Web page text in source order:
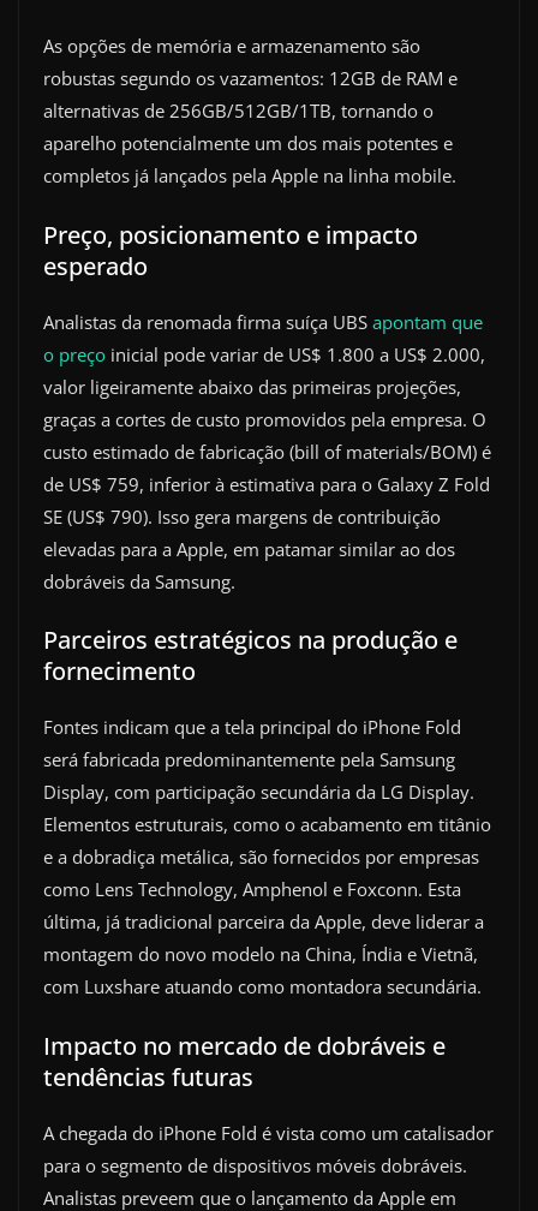
As opções de memória e armazenamento são
robustas segundo os vazamentos: 12GB de RAM e
alternativas de 256GB/512GB/1TB, tornando o
aparelho potencialmente um dos mais potentes e
completos já lançados pela Apple na linha mobile.
Preço, posicionamento e impacto
esperado
Analistas da renomada firma suíça UBS apontam que
o preço inicial pode variar de US$ 1.800 a US$ 2.000,
valor ligeiramente abaixo das primeiras projeções,
graças a cortes de custo promovidos pela empresa. O
custo estimado de fabricação (bill of materials/BOM) é
de US$ 759, inferior à estimativa para o Galaxy Z Fold
SE (US$ 790). Isso gera margens de contribuição
elevadas para a Apple, em patamar similar ao dos
dobráveis da Samsung.
Parceiros estratégicos na produção e
fornecimento
Fontes indicam que a tela principal do iPhone Fold
será fabricada predominantemente pela Samsung
Display, com participação secundária da LG Display.
Elementos estruturais, como o acabamento em titânio
e a dobradiça metálica, são fornecidos por empresas
como Lens Technology, Amphenol e Foxconn. Esta
última, já tradicional parceira da Apple, deve liderar a
montagem do novo modelo na China, Índia e Vietnã,
com Luxshare atuando como montadora secundária.
Impacto no mercado de dobráveis e
tendências futuras
A chegada do iPhone Fold é vista como um catalisador
para o segmento de dispositivos móveis dobráveis.
Analistas preveem que o lançamento da Apple em